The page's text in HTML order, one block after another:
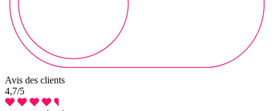
Avis des clients
4,7/5